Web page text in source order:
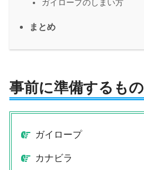
ガイロープのしまい方
まとめ
事前に準備するもの
ガイロープ
カナビラ